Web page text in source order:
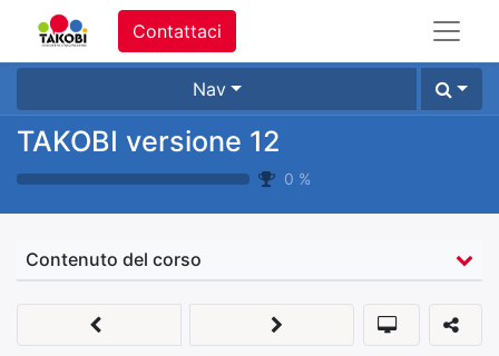
Contattaci
Nav
TAKOBI versione 12
0 %
Contenuto del corso